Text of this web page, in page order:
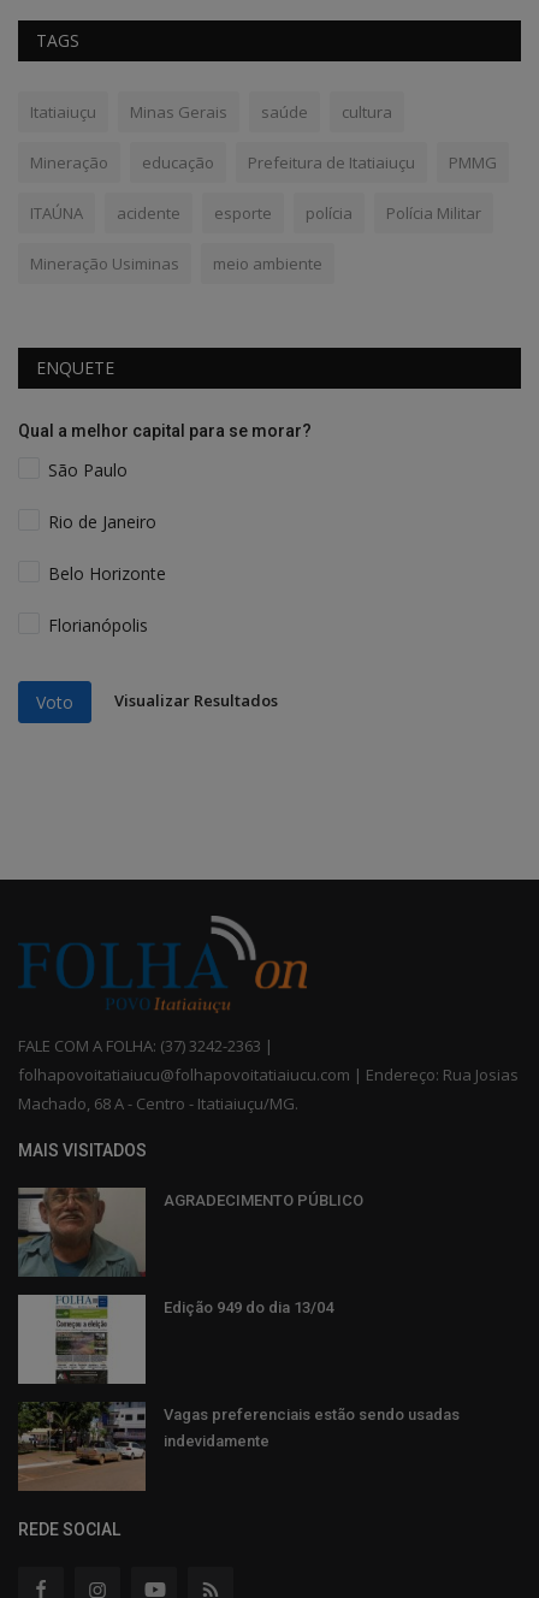
TAGS
Itatiaiuçu Minas Gerais saúde cultura
Mineração educação Prefeitura de Itatiaiuçu PMMG
ITAÚNA acidente esporte polícia Polícia Militar
Mineração Usiminas meio ambiente
ENQUETE
Qual a melhor capital para se morar?
São Paulo
Rio de Janeiro
Belo Horizonte
Florianópolis
Voto Visualizar Resultados
FALE COM A FOLHA: (37) 3242-2363 |
folhapovoitatiaiucu@folhapovoitatiaiucu.com | Endereço: Rua Josias
Machado, 68 A - Centro - Itatiaiuçu/MG.
MAIS VISITADOS
AGRADECIMENTO PÚBLICO
Edição 949 do dia 13/04
Vagas preferenciais estão sendo usadas
indevidamente
REDE SOCIAL